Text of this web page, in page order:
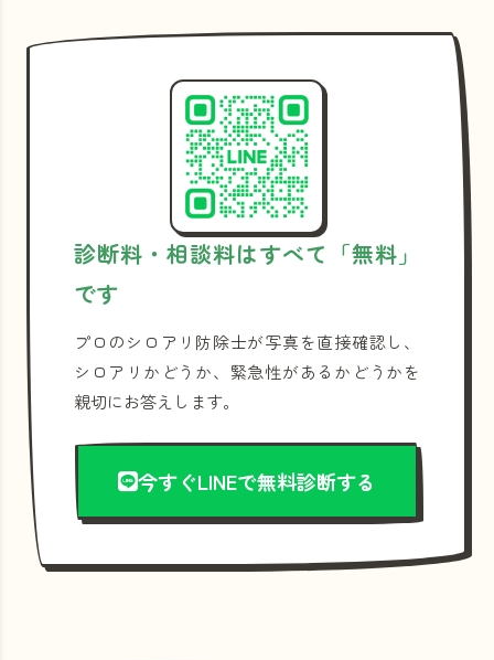
診断料・相談料はすべて「無料」
です
プロのシロアリ防除士が写真を直接確認し、
シロアリかどうか、緊急性があるかどうかを
親切にお答えします。
今すぐLINEで無料診断する